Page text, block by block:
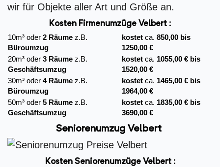
wir für Objekte aller Art und Größe an.
Kosten Firmenumzüge Velbert :
10m³ oder 2 Räume z.B.
Büroumzug
kostet ca. 850,00 bis
1250,00 €
20m³ oder 3 Räume z.B.
Geschäftsumzug
kostet ca. 1055,00 € bis
1520,00 €
30m³ oder 4 Räume z.B.
Büroumzug
kostet ca. 1465,00 € bis
1964,00 €
50m³ oder 5 Räume z.B.
Geschäftsumzug
kostet ca. 1835,00 € bis
3690,00 €
Seniorenumzug Velbert
Kosten Seniorenumzüge Velbert :